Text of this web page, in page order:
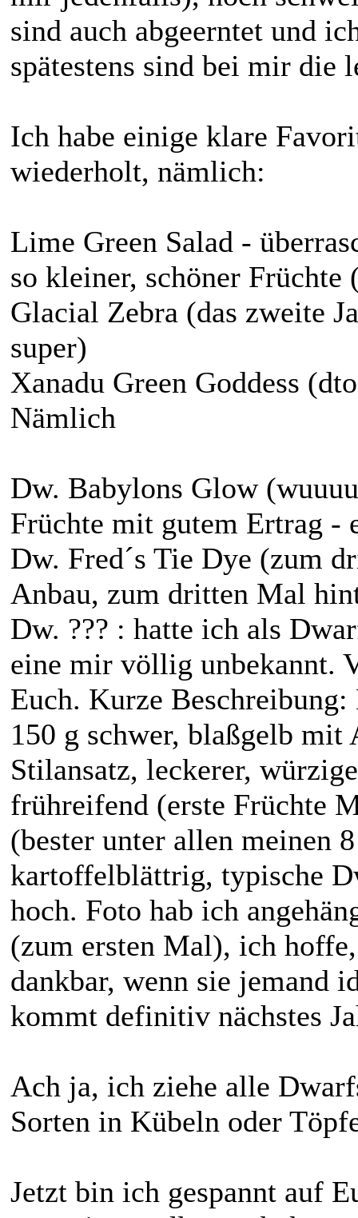
sind auch abgeerntet und
spätestens sind bei mir die
Ich habe einige klare
wiederholt, nämlich:
Lime Green Salad -
so kleiner, schöner Früchte
Glacial Zebra (das zweite
super)
Xanadu Green Goddess
Nämlich
Dw. Babylons Glow
Früchte mit gutem Ertrag -
Dw. Fred´s Tie Dye (zum
Anbau, zum dritten Mal
Dw. ??? : hatte ich als
eine mir völlig unbekannt.
Euch. Kurze
150 g schwer, blaßgelb
Stilansatz, leckerer,
frühreifend (erste Früchte
(bester unter allen meinen
kartoffelblättrig, typische
hoch. Foto hab ich
(zum ersten Mal), ich
dankbar, wenn sie jemand
kommt definitiv nächstes
Ach ja, ich ziehe alle
Sorten in Kübeln oder
Jetzt bin ich gespannt auf